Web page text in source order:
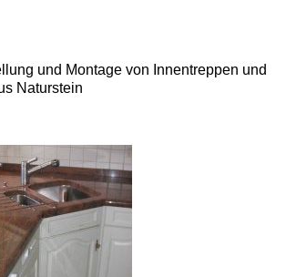
und Montage von Innentreppen und
Naturstein